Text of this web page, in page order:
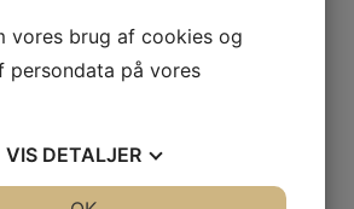
juni 2026
vores brug af cookies og
persondata på vores
VIS DETALJER